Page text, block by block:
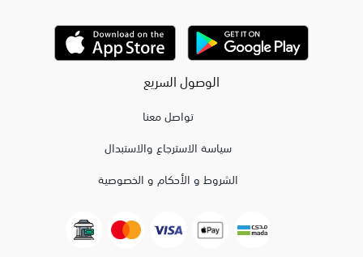
الوصول السريع
تواصل معنا
سياسة الاسترجاع والاستبدال
الشروط و الأحكام و الخصوصية